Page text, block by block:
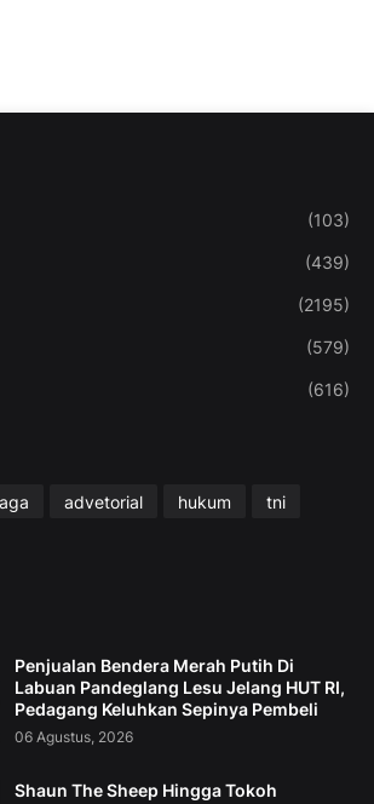
(103)
(439)
(2195)
(579)
(616)
advetorial hukum
tni
Penjualan Bendera Merah Putih Di
Labuan Pandeglang Lesu Jelang HUT RI,
Pedagang Keluhkan Sepinya Pembeli
06 Agustus, 2026
Shaun The Sheep Hingga Tokoh